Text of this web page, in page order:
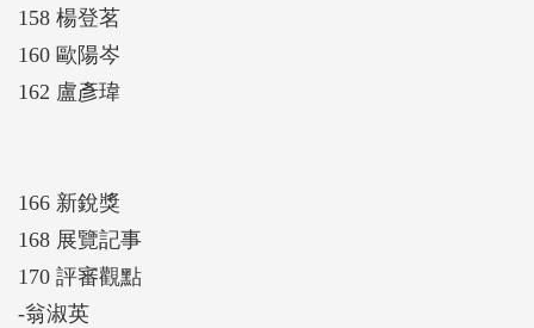
158 楊登茗
160 歐陽岑
162 盧彥瑋
166 新銳獎
168 展覽記事
170 評審觀點
-翁淑英